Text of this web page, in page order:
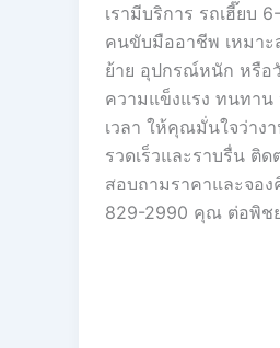
เรามีบริการ รถเฮี๊ยบ
คนขับมืออาชีพ เหมา
ย้าย อุปกรณ์หนัก หรือ
ความแข็งแรง ทนทาน
เวลา ให้คุณมั่นใจว่าง
รวดเร็วและราบรื่น ติด
สอบถามราคาและจอ
829-2990 คุณ ต่อพิช